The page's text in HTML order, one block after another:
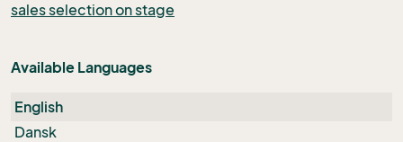
sales selection on stage
Available Languages
English
Dansk